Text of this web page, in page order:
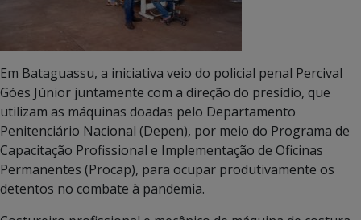
Em Bataguassu, a iniciativa veio do policial penal Percival
Góes Júnior juntamente com a direção do presídio, que
utilizam as máquinas doadas pelo Departamento
Penitenciário Nacional (Depen), por meio do Programa de
Capacitação Profissional e Implementação de Oficinas
Permanentes (Procap), para ocupar produtivamente os
detentos no combate à pandemia.